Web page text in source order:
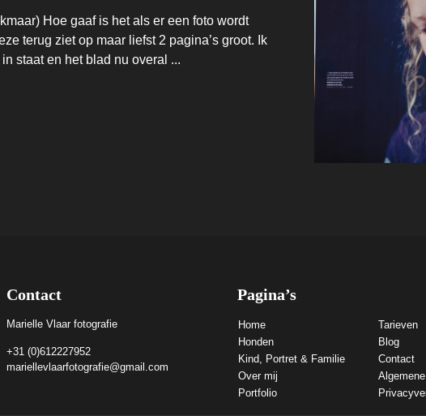
Hoe gaaf is het als er een foto wordt
terug ziet op maar liefst 2 pagina’s groot. Ik
staat en het blad nu overal ...
Contact
Marielle Vlaar fotografie
+31 (0)612227952
mariellevlaarfotografie@gmail.com
Pagina’s
Home
Tarieven
Honden
Blog
Kind, Portret & Familie
Contact
Over mij
Portfolio